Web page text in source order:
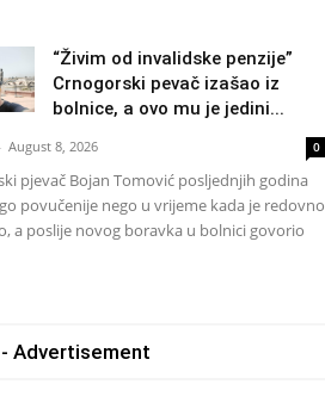
“Živim od invalidske penzije”
Crnogorski pevač izašao iz
bolnice, a ovo mu je jedini...
- August 8, 2026 0
pjevač Bojan Tomović posljednjih godina
povučenije nego u vrijeme kada je redovno
a poslije novog boravka u bolnici govorio
Advertisement